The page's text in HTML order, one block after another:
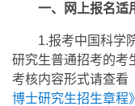
一、网上报名适
1.报考中国科学
研究生普通招考的考
考核内容形式请查看
博士研究生招生章程》